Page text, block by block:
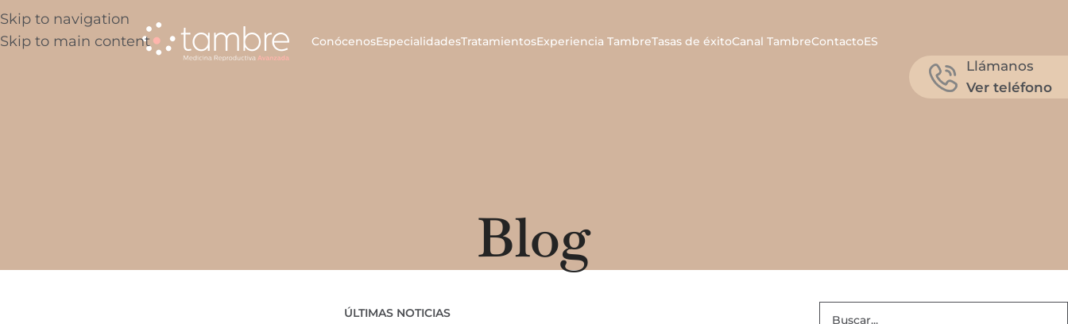
Skip to navigation
Skip to main content
ConócenosEspecialidadesTratamientosExperiencia TambreTasas de éxitoCanal TambreContactoES
Llámanos
Ver teléfono
Blog
ÚLTIMAS NOTICIAS